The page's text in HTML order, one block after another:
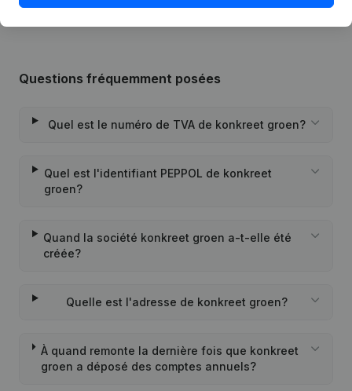
Questions fréquemment posées
Quel est le numéro de TVA de konkreet groen?
Quel est l'identifiant PEPPOL de konkreet
groen?
Quand la société konkreet groen a-t-elle été
créée?
Quelle est l'adresse de konkreet groen?
À quand remonte la dernière fois que konkreet
groen a déposé des comptes annuels?